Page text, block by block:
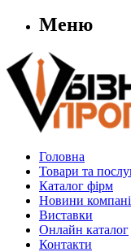
Меню
Головна
Товари та
Каталог фірм
Новини
Виставки
Онлайн каталог
Контакти